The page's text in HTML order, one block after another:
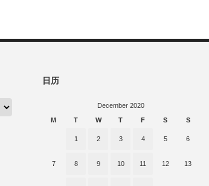
日历
December 2020
M
T W T F S S
1 2 3 4 5 6
7 8 9 10 11 12 13